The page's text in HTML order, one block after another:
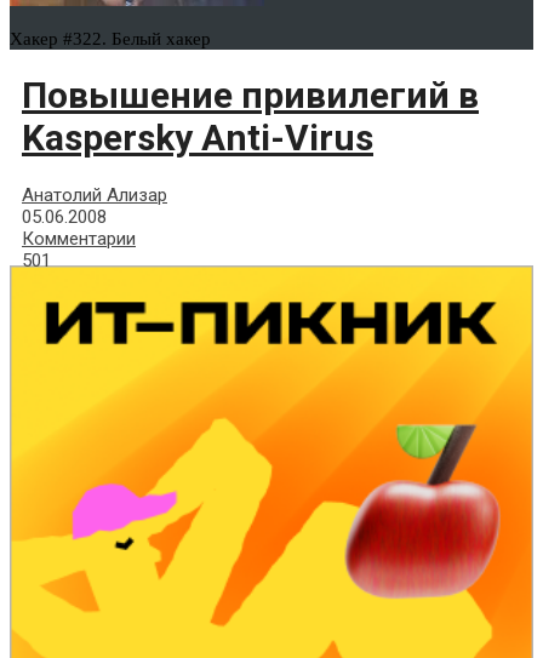
Хакер #322. Белый хакер
Повышение привилегий в
Kaspersky Anti-Virus
Анатолий Ализар
05.06.2008
Комментарии
501